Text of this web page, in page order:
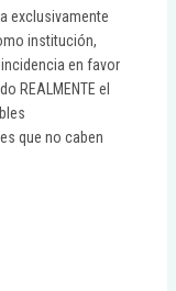
exclusivamente
institución,
en favor
REALMENTE el
que no caben